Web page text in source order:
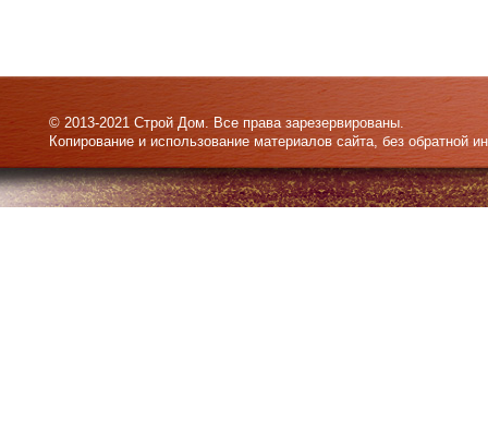
© 2013-2021 Строй Дом. Все права зарезервированы.
Копирование и использование материалов сайта, без обратной